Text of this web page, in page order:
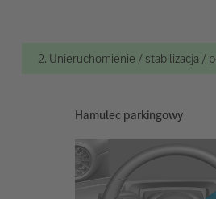
2. Unieruchomienie / stabilizacja /
Hamulec parkingowy